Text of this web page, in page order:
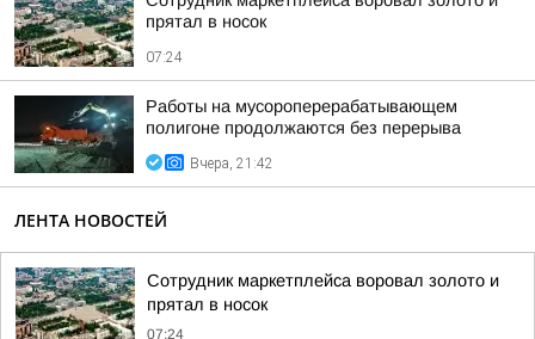
прятал в носок
07:24
Работы на мусороперерабатывающем
полигоне продолжаются без перерыва
Вчера, 21:42
ЛЕНТА НОВОСТЕЙ
Сотрудник маркетплейса воровал золото и
прятал в носок
07:24